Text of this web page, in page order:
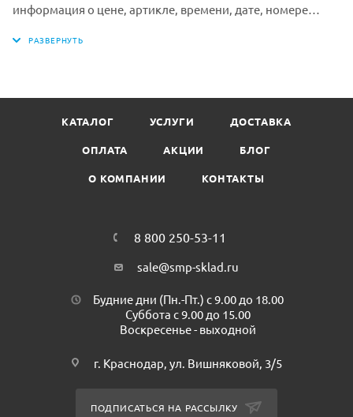
информация о цене, артикле, времени, дате, номере
небольших торговых точках или профессиональных
Этикеток в рулоне: 700 шт
КАТАЛОГ УСЛУГИ ДОСТАВКА
ОПЛАТА АКЦИИ БЛОГ
О КОМПАНИИ КОНТАКТЫ
8 800 250-53-11
sale@smp-sklad.ru
Будние дни (Пн.-Пт.) с 9.00 до 18.00
Суббота с 9.00 до 15.00
Воскресенье - выходной
г. Краснодар, ул. Вишняковой, 3/5
ПОДПИСАТЬСЯ НА РАССЫЛКУ